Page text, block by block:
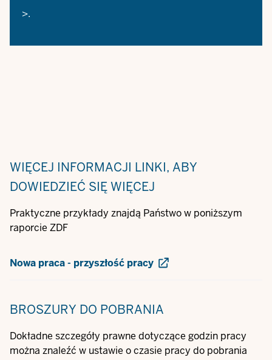
>.
WIĘCEJ INFORMACJI LINKI, ABY
DOWIEDZIEĆ SIĘ WIĘCEJ
Praktyczne przykłady znajdą Państwo w poniższym
raporcie ZDF
Nowa praca - przyszłość pracy
BROSZURY DO POBRANIA
Dokładne szczegóły prawne dotyczące godzin pracy
można znaleźć w ustawie o czasie pracy do pobrania